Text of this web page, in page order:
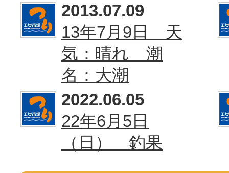
2013.07.09
13年7月9日 天
気：晴れ 潮
名：大潮
2022.06.05
22年6月5日
（日） 釣果